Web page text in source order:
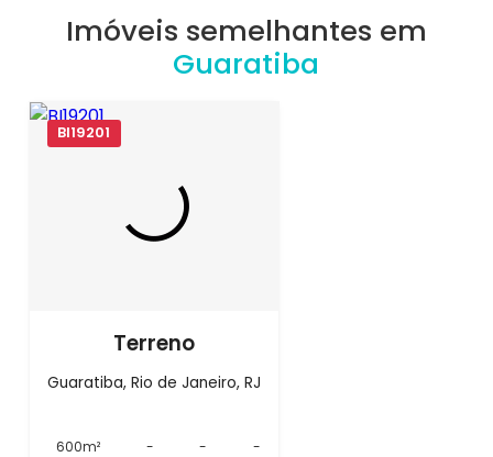
Imóveis semelhantes em
Guaratiba
BI19201
Terreno
Guaratiba, Rio de Janeiro, RJ
600m² - - -